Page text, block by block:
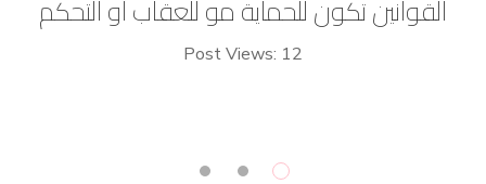
القوانين تكون للحماية مو للعقاب أو التحكم
Post Views: 12